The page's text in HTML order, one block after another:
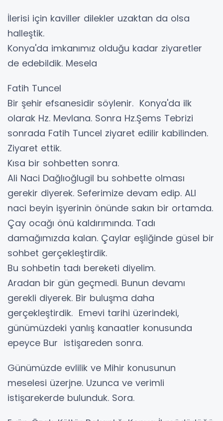
İlerisi için kaviller dilekler uzaktan da olsa
halleştik.
Konya'da imkanımız olduğu kadar ziyaretler
de edebildik. Mesela
Fatih Tuncel
Bir şehir efsanesidir söylenir. Konya'da ilk
olarak Hz. Mevlana. Sonra Hz.Şems Tebrizi
sonrada Fatih Tuncel ziyaret edilir kabilinden.
Ziyaret ettik.
Kısa bir sohbetten sonra.
Ali Naci Dağlıoğlugil bu sohbette olması
gerekir diyerek. Seferimize devam edip. ALI
naci beyin işyerinin önünde sakın bir ortamda.
Çay ocağı önü kaldırımında. Tadı
damağımızda kalan. Çaylar eşliğinde güsel bir
sohbet gerçekleştirdik.
Bu sohbetin tadı bereketi diyelim.
Aradan bir gün geçmedi. Bunun devamı
gerekli diyerek. Bir buluşma daha
gerçekleştirdik. Emevi tarihi üzerindeki,
günümüzdeki yanlış kanaatler konusunda
epeyce Bur istişareden sonra.
Günümüzde evlilik ve Mihir konusunun
meselesi üzerjne. Uzunca ve verimli
istişarekerde bulunduk. Sora.